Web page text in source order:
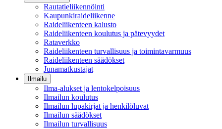
Rautatieliikennöinti
Kaupunkiraideliikenne
Raideliikenteen kalusto
Raideliikenteen koulutus ja pätevyydet
Rataverkko
Raideliikenteen turvallisuus ja toimintavarmuus
Raideliikenteen säädökset
Junamatkustajat
Ilmailu
Ilma-alukset ja lentokelpoisuus
Ilmailun koulutus
Ilmailun lupakirjat ja henkilöluvat
Ilmailun säädökset
Ilmailun turvallisuus